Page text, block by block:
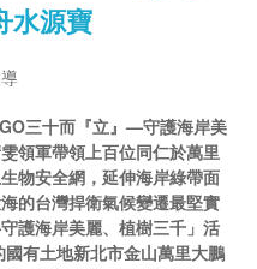
水源寶
三十而『立』—守護海岸美
領軍帶領上百位同仁於萬里
物安全網，延伸海岸綠帶面
的台灣捍衛氣候變遷最堅實
護海岸美麗、植樹三千」活
有土地新北市金山萬里大鵬